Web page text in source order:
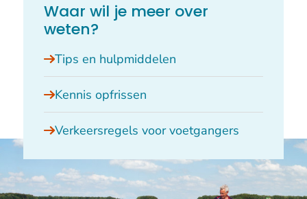
Waar wil je meer over
weten?
Tips en hulpmiddelen
Kennis opfrissen
Verkeersregels voor voetgangers